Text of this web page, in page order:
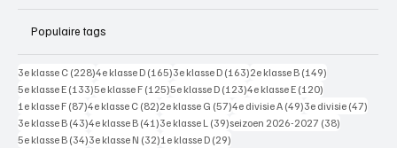
Populaire tags
3e klasse C (228)228 posts
4e klasse D (165)165 posts
3e klasse D (163)163 posts
2e klasse B (149)
5e klasse E (133)133 posts
5e klasse F (125)125 posts
5e klasse D (123)123 posts
4e klasse E (120)
1e klasse F (87)87 posts
4e klasse C (82)82 posts
2e klasse G (57)57 posts
4e divisie A (49)49 posts
3e divisie (47)
3e klasse B (43)43 posts
4e klasse B (41)41 posts
3e klasse L (39)39 posts
seizoen 2026-2027 (38)
5e klasse B (34)34 posts
3e klasse N (32)32 posts
1e klasse D (29)